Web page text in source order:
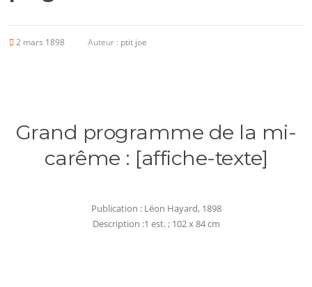
2 mars 1898 Auteur : ptit joe
Grand programme de la mi-
carême : [affiche-texte]
Publication : Léon Hayard, 1898
Description :1 est. ; 102 x 84 cm